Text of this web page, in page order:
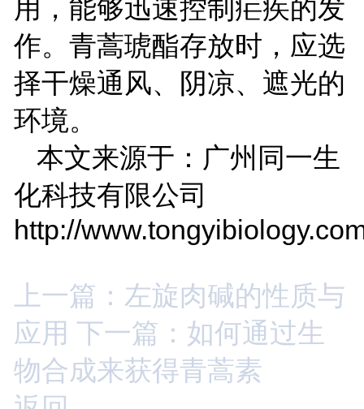
用，能够迅速控制疟疾的发
作。青蒿琥酯存放时，应选
择干燥通风、阴凉、遮光的
环境。
本文来源于：广州同一生
化科技有限公司
http://
上一篇：左旋肉碱的性质与
应用 下一篇：如何通过生
物合成来获得青蒿素